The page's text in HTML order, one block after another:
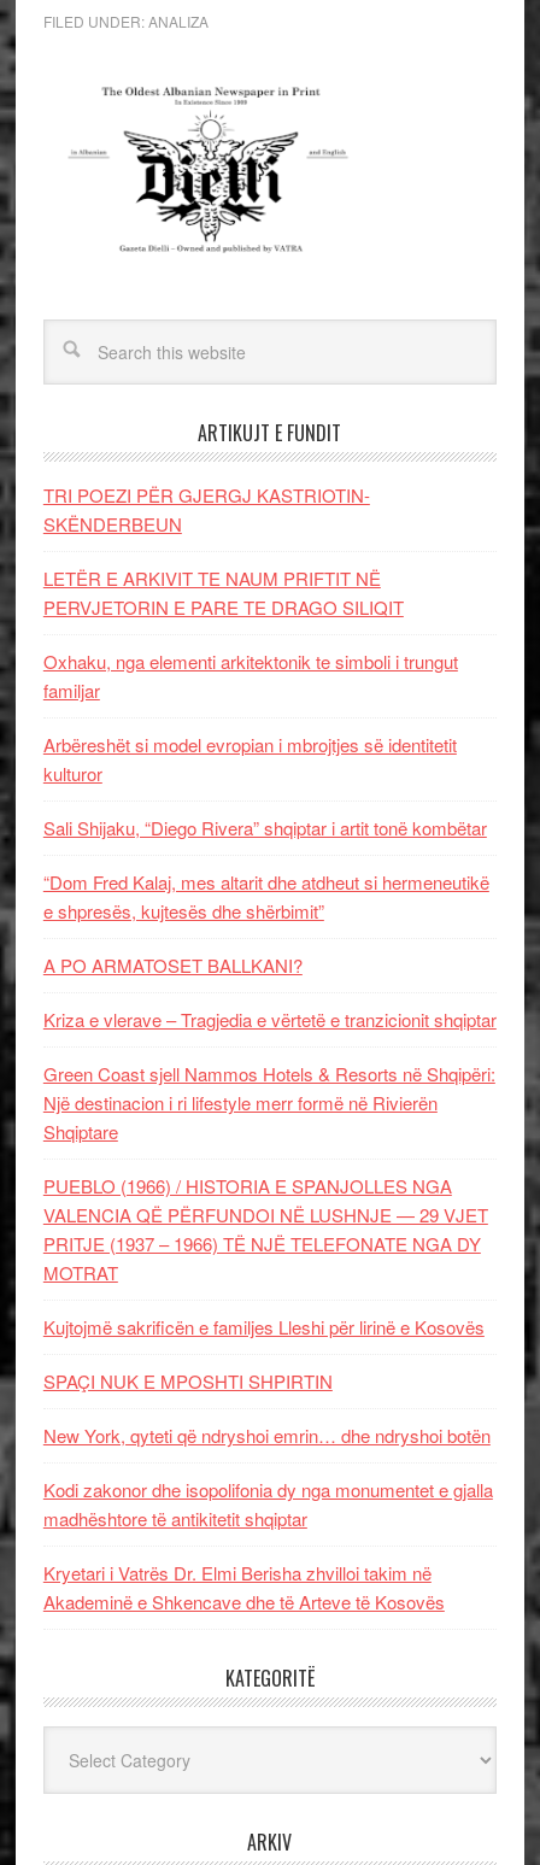
FILED UNDER:ANALIZA
ARTIKUJT E FUNDIT
TRI POEZI PËR GJERGJ KASTRIOTIN-
SKËNDERBEUN
LETËR E ARKIVIT TE NAUM PRIFTIT NË
PERVJETORIN E PARE TE DRAGO SILIQIT
Oxhaku, nga elementi arkitektonik te simboli i trungut
familjar
Arbëreshët si model evropian i mbrojtjes së identitetit
kulturor
Sali Shijaku, “Diego Rivera” shqiptar i artit tonë kombëtar
“Dom Fred Kalaj, mes altarit dhe atdheut si hermeneutikë
e shpresës, kujtesës dhe shërbimit”
A PO ARMATOSET BALLKANI?
Kriza e vlerave – Tragjedia e vërtetë e tranzicionit shqiptar
Green Coast sjell Nammos Hotels & Resorts në Shqipëri:
Një destinacion i ri lifestyle merr formë në Rivierën
Shqiptare
PUEBLO (1966) / HISTORIA E SPANJOLLES NGA
VALENCIA QË PËRFUNDOI NË LUSHNJE — 29 VJET
PRITJE (1937 – 1966) TË NJË TELEFONATE NGA DY
MOTRAT
Kujtojmë sakrificën e familjes Lleshi për lirinë e Kosovës
SPAÇI NUK E MPOSHTI SHPIRTIN
New York, qyteti që ndryshoi emrin… dhe ndryshoi botën
Kodi zakonor dhe isopolifonia dy nga monumentet e gjalla
madhështore të antikitetit shqiptar
Kryetari i Vatrës Dr. Elmi Berisha zhvilloi takim në
Akademinë e Shkencave dhe të Arteve të Kosovës
KATEGORITË
ARKIV